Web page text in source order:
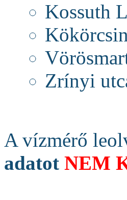
Kossuth
Zrínyi
A vízmérő
adatot NEM